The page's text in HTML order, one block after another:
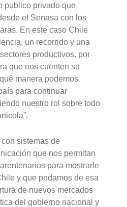
publico privado que
el Senasa con los
En este caso Chile
un recorrido y una
productivos, por
que nos cuenten su
manera podemos
para continuar
nuestro rol sobre todo
sistemas de
que nos permitan
para mostrarle
y que podamos de esa
de nuevos mercados
del gobierno nacional y